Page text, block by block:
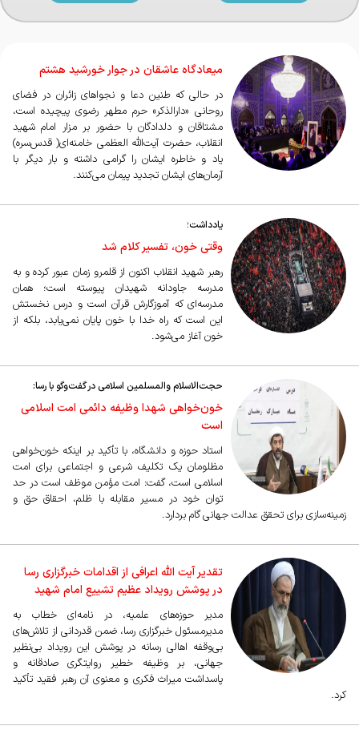
میعادگاه عاشقان در جوار خورشید هشتم
در حالی که طنین دعا و نجواهای زائران در فضای
روحانی «دارالذکر» حرم مطهر رضوی پیچیده است،
مشتاقان و دلدادگان با حضور بر مزار امام شهید
انقلاب، حضرت آیت‌الله العظمی خامنه‌ای( قدس‌سره)
یاد و خاطره ایشان را گرامی داشته و بار دیگر با
آرمان‌های ایشان تجدید پیمان می‌کنند.
یادداشت؛
وقتی خون، تفسیر کلام شد
رهبر شهید انقلاب اکنون از قلمرو زمان عبور کرده و به
مدرسه جاودانه شهیدان پیوسته است؛ همان
مدرسه‌ای که آموزگارش قرآن است و درس نخستش
این است که راه خدا با خون پایان نمی‌یابد، بلکه از
خون آغاز می‌شود.
حجت‌الاسلام والمسلمین اسلامی در گفت‌وگو با رسا:
خون‌خواهی شهدا وظیفه دائمی امت اسلامی
است
استاد حوزه و دانشگاه، با تأکید بر اینکه خون‌خواهی
مظلومان یک تکلیف شرعی و اجتماعی برای امت
اسلامی است، گفت: امت مؤمن موظف است در حد
توان خود در مسیر مقابله با ظلم، احقاق حق و
زمینه‌سازی برای تحقق عدالت جهانی گام بردارد.
تقدیر آیت الله اعرافی از اقدامات خبرگزاری رسا
در پوشش رویداد عظیم تشییع امام شهید
مدیر حوزه‌های علمیه، در نامه‌ای خطاب به
مدیرمسئول خبرگزاری رسا، ضمن قدردانی از تلاش‌های
بی‌وقفه‌ اهالی رسانه در پوشش این رویداد بی‌نظیر
جهانی، بر وظیفه‌ خطیر روایتگری صادقانه و
پاسداشت میراث فکری و معنوی آن رهبر فقید تأکید
کرد.